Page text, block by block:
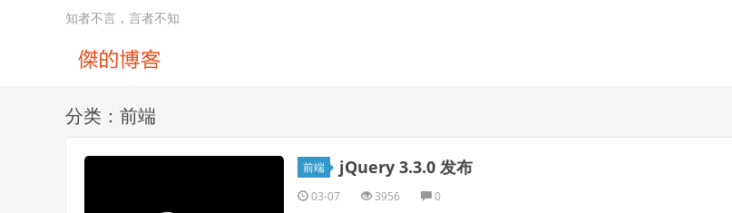
知者不言，言者不知
分类：前端
前端 jQuery 3.3.0 发布
03-07 3956
0